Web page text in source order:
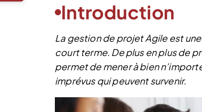
Introduction
La gestion de projet Agile est
court terme. De plus en plus de
permet de mener à bien
imprévus qui peuvent survenir.